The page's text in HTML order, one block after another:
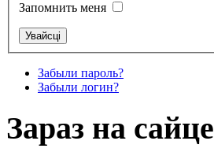
Запомнить меня
Забыли пароль?
Забыли логин?
Зараз на сайце